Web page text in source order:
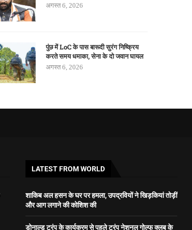
अगस्त 6, 2026
पुंछ में LoC के पास बारूदी सुरंग निष्क्रिय
करते समय धमाका, सेना के दो जवान घायल
अगस्त 6, 2026
LATEST FROM WORLD
शाकिब अल हसन के घर पर हमला, उपद्रवियों ने खिड़कियां तोड़ीं
और आग लगाने की कोशिश की
डोनाल्ड ट्रंप के कार्यक्रम से पहले ट्रंप नेशनल गोल्फ क्लब के